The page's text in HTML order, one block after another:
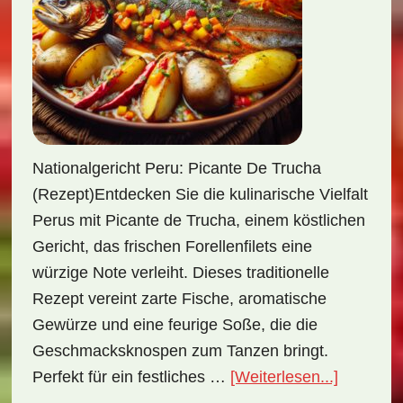
Nationalgericht Peru: Picante De Trucha
(Rezept)Entdecken Sie die kulinarische Vielfalt
Perus mit Picante de Trucha, einem köstlichen
Gericht, das frischen Forellenfilets eine
würzige Note verleiht. Dieses traditionelle
Rezept vereint zarte Fische, aromatische
Gewürze und eine feurige Soße, die die
Geschmacksknospen zum Tanzen bringt.
Perfekt für ein festliches … [Weiterlesen...]